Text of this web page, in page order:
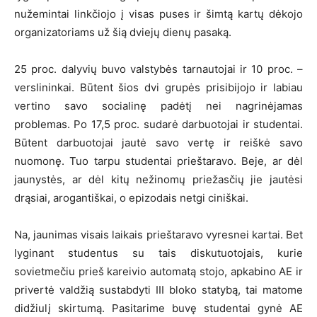
nužemintai linkčiojo į visas puses ir šimtą kartų dėkojo
organizatoriams už šią dviejų dienų pasaką.
25 proc. dalyvių buvo valstybės tarnautojai ir 10 proc. –
verslininkai. Būtent šios dvi grupės prisibijojo ir labiau
vertino savo socialinę padėtį nei nagrinėjamas
problemas. Po 17,5 proc. sudarė darbuotojai ir studentai.
Būtent darbuotojai jautė savo vertę ir reiškė savo
nuomonę. Tuo tarpu studentai prieštaravo. Beje, ar dėl
jaunystės, ar dėl kitų nežinomų priežasčių jie jautėsi
drąsiai, arogantiškai, o epizodais netgi ciniškai.
Na, jaunimas visais laikais prieštaravo vyresnei kartai. Bet
lyginant studentus su tais diskutuotojais, kurie
sovietmečiu prieš kareivio automatą stojo, apkabino AE ir
privertė valdžią sustabdyti III bloko statybą, tai matome
didžiulį skirtumą. Pasitarime buvę studentai gynė AE